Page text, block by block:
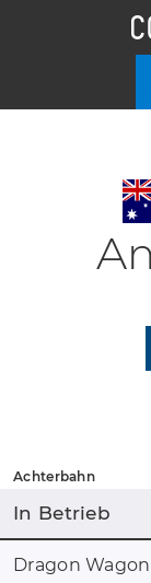
Achterbahn
In Betrieb
Dragon Wagon